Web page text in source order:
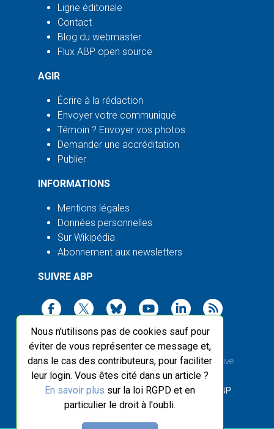
Nous n'utilisons pas de cookies sauf pour
éviter de vous représenter ce message et,
dans le cas des contributeurs, pour faciliter
leur login. Vous êtes cité dans un article ?
En savoir plus sur la loi RGPD et en
particulier le droit à l'oubli.
Ligne éditoriale
Contact
Blog du webmaster
Flux ABP open source
AGIR
Écrire à la rédaction
Envoyer votre communiqué
Témoin ? Envoyer vos photos
Demander une accréditation
Publier
INFORMATIONS
Mentions légales
Données personnelles
Sur Wikipédia
Abonnement aux newsletters
SUIVRE ABP
2003-2026 ©Agence Bretagne Presse, sauf Creative
Commons
Front-end design :Breizhek Studio , Back-end : ABP